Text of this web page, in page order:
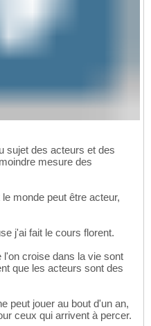
sujet des acteurs et des
mesure des
monde peut être acteur,
j'ai fait le cours florent.
l'on croise dans la vie sont
que les acteurs sont des
peut jouer au bout d'un an,
ceux qui arrivent à percer.